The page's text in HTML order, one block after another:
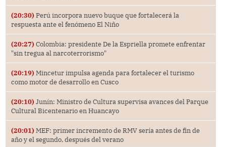
(20:30) Perú incorpora nuevo buque que fortalecerá la
respuesta ante el fenómeno El Niño
(20:27) Colombia: presidente De la Espriella promete enfrentar
"sin tregua al narcoterrorismo"
(20:19) Mincetur impulsa agenda para fortalecer el turismo
como motor de desarrollo en Cusco
(20:10) Junín: Ministro de Cultura supervisa avances del Parque
Cultural Bicentenario en Huancayo
(20:01) MEF: primer incremento de RMV sería antes de fin de
año y el segundo, después del verano